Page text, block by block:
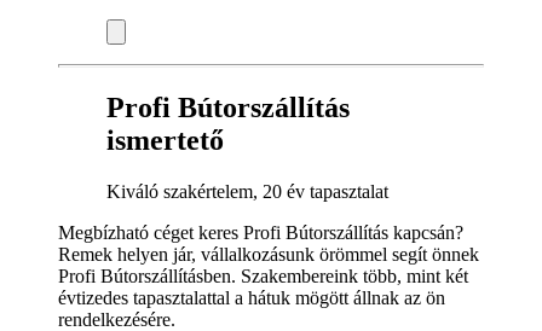
Profi Bútorszállítás
ismertető
Kiváló szakértelem, 20 év tapasztalat
Megbízható céget keres Profi Bútorszállítás kapcsán?
Remek helyen jár, vállalkozásunk örömmel segít önnek
Profi Bútorszállításben. Szakembereink több, mint két
évtizedes tapasztalattal a hátuk mögött állnak az ön
rendelkezésére.